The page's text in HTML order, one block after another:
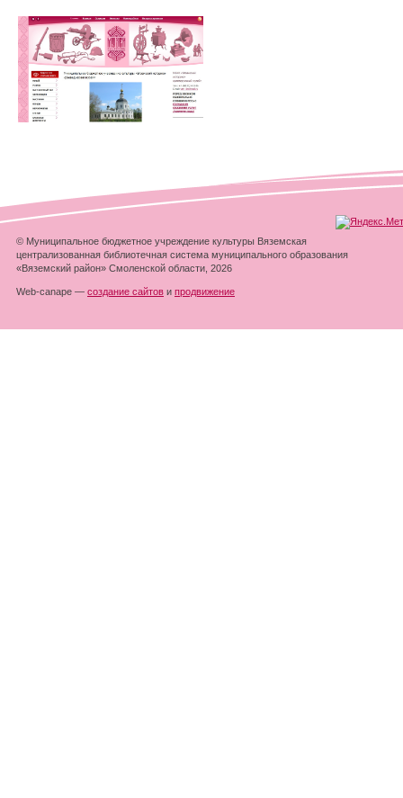
© Муниципальное бюджетное учреждение культуры Вяземская
централизованная библиотечная система муниципального образования
«Вяземский район» Смоленской области, 2026
Web-canape — создание сайтов и продвижение